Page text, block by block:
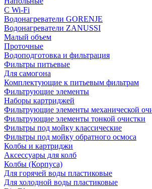
С Wi-Fi
Водонагреватели GORENJE
Водонагреватели ZANUSSI
Малый объем
Проточные
Водоподготовка и фильтрация
Фильтры питьевые
Для самогона
Комплектующие к питьевым фильтрам
Фильтрующие элементы
Наборы картриджей
Фильтрующие элементы механической
Фильтрующие элементы тонкой очистки
Фильтры под мойку классические
Фильтры под мойку обратного осмоса
Колбы и картриджи
Аксессуары для колб
Колбы (Корпуса)
Для горячей воды пластиковые
Для холодной воды пластиковые